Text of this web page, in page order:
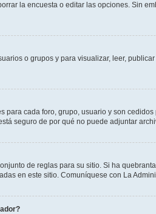
la encuesta o editar las opciones. Sin
o grupos y para visualizar, leer,
para cada foro, grupo, usuario y son
seguro de por qué no puede adjuntar
de reglas para su sitio. Si ha
en este sitio. Comuníquese con La